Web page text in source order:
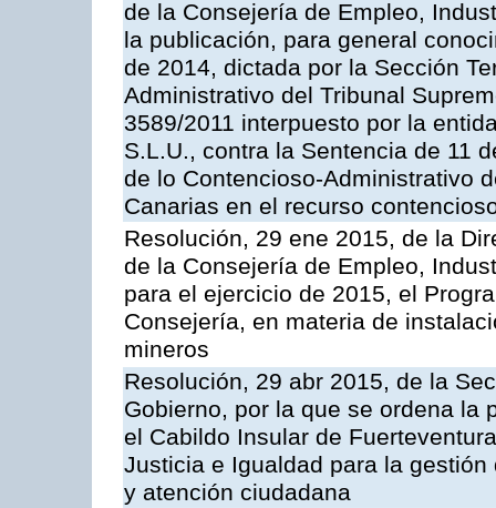
de la Consejería de Empleo,
la publicación, para general
de 2014, dictada por la Sección
Administrativo del Tribunal
3589/2011 interpuesto por la
S.L.U., contra la Sentencia de 11
de lo Contencioso-Administrativo
Canarias en el recurso
Resolución, 29 ene 2015, de la
de la Consejería de Empleo,
para el ejercicio de 2015, el
Consejería, en materia de
mineros
Resolución, 29 abr 2015, de la
Gobierno, por la que se ordena la
el Cabildo Insular de
Justicia e Igualdad para la
y atención ciudadana